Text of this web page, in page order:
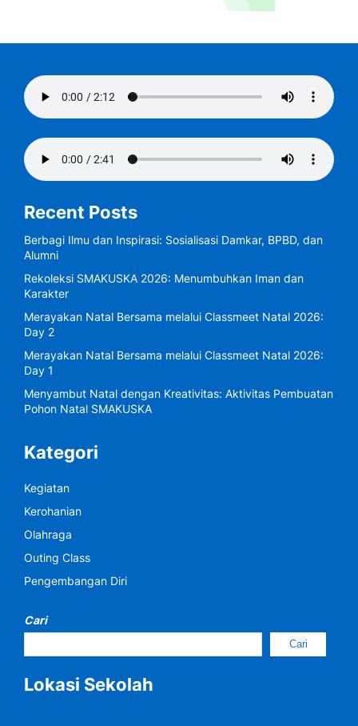
Recent Posts
Berbagi Ilmu dan Inspirasi: Sosialisasi Damkar, BPBD, dan
Alumni
Rekoleksi SMAKUSKA 2026: Menumbuhkan Iman dan
Karakter
Merayakan Natal Bersama melalui Classmeet Natal 2026:
Day 2
Merayakan Natal Bersama melalui Classmeet Natal 2026:
Day 1
Menyambut Natal dengan Kreativitas: Aktivitas Pembuatan
Pohon Natal SMAKUSKA
Kategori
Kegiatan
Kerohanian
Olahraga
Outing Class
Pengembangan Diri
Cari
Cari
Lokasi Sekolah